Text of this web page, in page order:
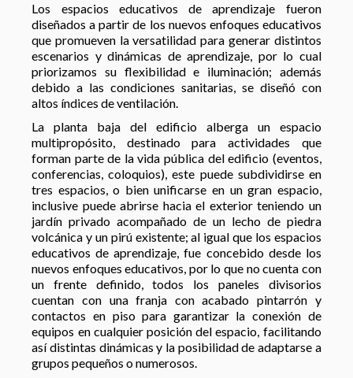
Los espacios educativos de aprendizaje fueron
diseñados a partir de los nuevos enfoques educativos
que promueven la versatilidad para generar distintos
escenarios y dinámicas de aprendizaje, por lo cual
priorizamos su flexibilidad e iluminación; además
debido a las condiciones sanitarias, se diseñó con
altos índices de ventilación.
La planta baja del edificio alberga un espacio
multipropósito, destinado para actividades que
forman parte de la vida pública del edificio (eventos,
conferencias, coloquios), este puede subdividirse en
tres espacios, o bien unificarse en un gran espacio,
inclusive puede abrirse hacia el exterior teniendo un
jardín privado acompañado de un lecho de piedra
volcánica y un pirú existente; al igual que los espacios
educativos de aprendizaje, fue concebido desde los
nuevos enfoques educativos, por lo que no cuenta con
un frente definido, todos los paneles divisorios
cuentan con una franja con acabado pintarrón y
contactos en piso para garantizar la conexión de
equipos en cualquier posición del espacio, facilitando
así distintas dinámicas y la posibilidad de adaptarse a
grupos pequeños o numerosos.